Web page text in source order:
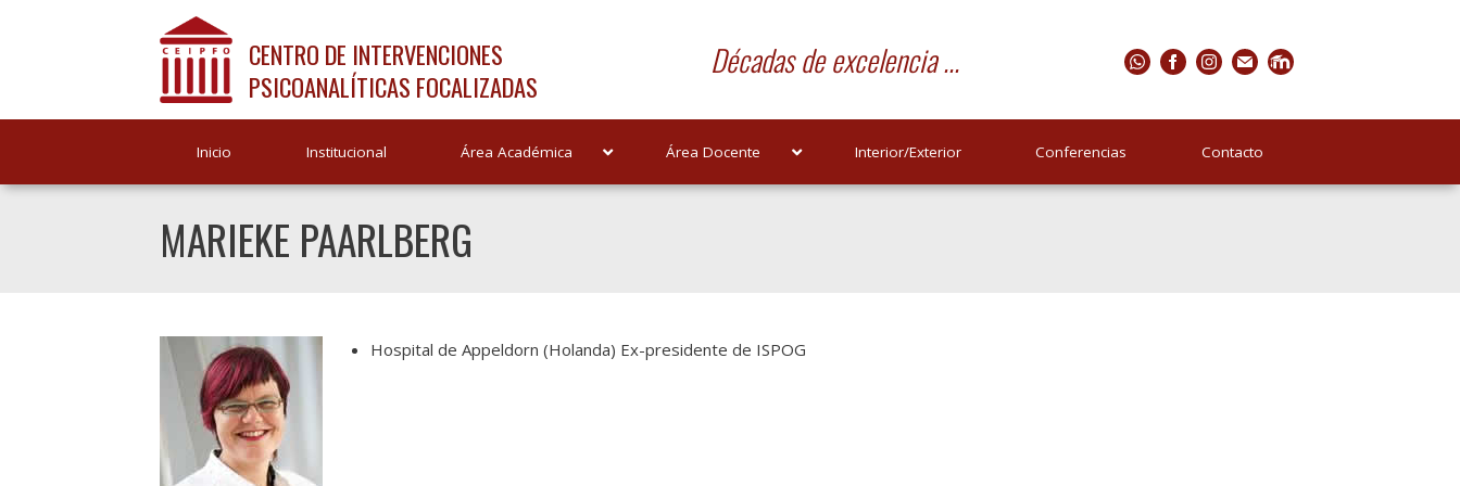
CENTRO DE INTERVENCIONES
PSICOANALÍTICAS FOCALIZADAS
Décadas de excelencia ...
Inicio Institucional Área Académica Área Docente Interior/Exterior Conferencias Contacto
MARIEKE PAARLBERG
Hospital de Appeldorn (Holanda) Ex-presidente de ISPOG